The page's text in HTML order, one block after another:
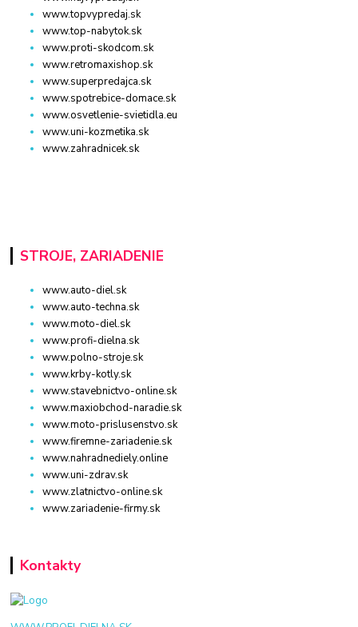
www.topvypredaj.sk
www.top-nabytok.sk
www.proti-skodcom.sk
www.retromaxishop.sk
www.superpredajca.sk
www.spotrebice-domace.sk
www.osvetlenie-svietidla.eu
www.uni-kozmetika.sk
www.zahradnicek.sk
STROJE, ZARIADENIE
www.auto-diel.sk
www.auto-techna.sk
www.moto-diel.sk
www.profi-dielna.sk
www.polno-stroje.sk
www.krby-kotly.sk
www.stavebnictvo-online.sk
www.maxiobchod-naradie.sk
www.moto-prislusenstvo.sk
www.firemne-zariadenie.sk
www.nahradnediely.online
www.uni-zdrav.sk
www.zlatnictvo-online.sk
www.zariadenie-firmy.sk
Kontakty